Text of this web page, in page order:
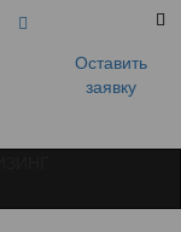
Оставить
заявку